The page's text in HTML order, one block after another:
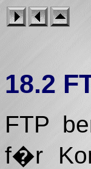
18.2
FTP
f�r